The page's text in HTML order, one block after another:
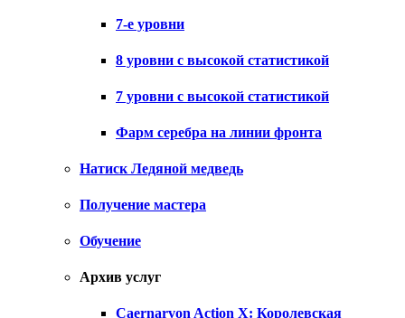
7-е уровни
8 уровни с высокой статистикой
7 уровни с высокой статистикой
Фарм серебра на линии фронта
Натиск Ледяной медведь
Получение мастера
Обучение
Архив услуг
Caernarvon Action X: Королевская